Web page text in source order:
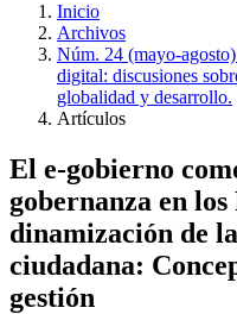
Inicio
Archivos
Núm. 24 (mayo-
digital: discusiones
globalidad y desarrollo.
Artículos
El e-gobierno
gobernanza en los
dinamización de
ciudadana:
gestión